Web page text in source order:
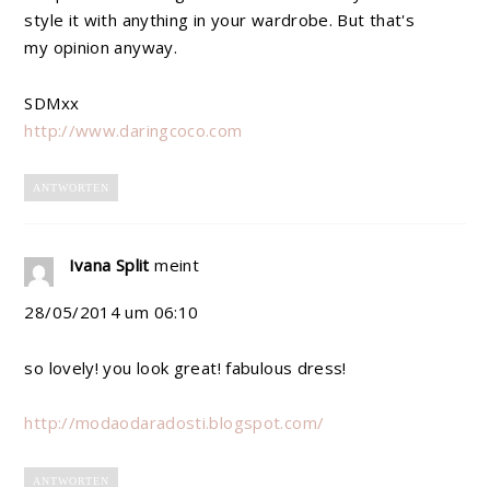
style it with anything in your wardrobe. But that's
my opinion anyway.
SDMxx
http://www.daringcoco.com
ANTWORTEN
Ivana Split meint
28/05/2014 um 06:10
so lovely! you look great! fabulous dress!
http://modaodaradosti.blogspot.com/
ANTWORTEN